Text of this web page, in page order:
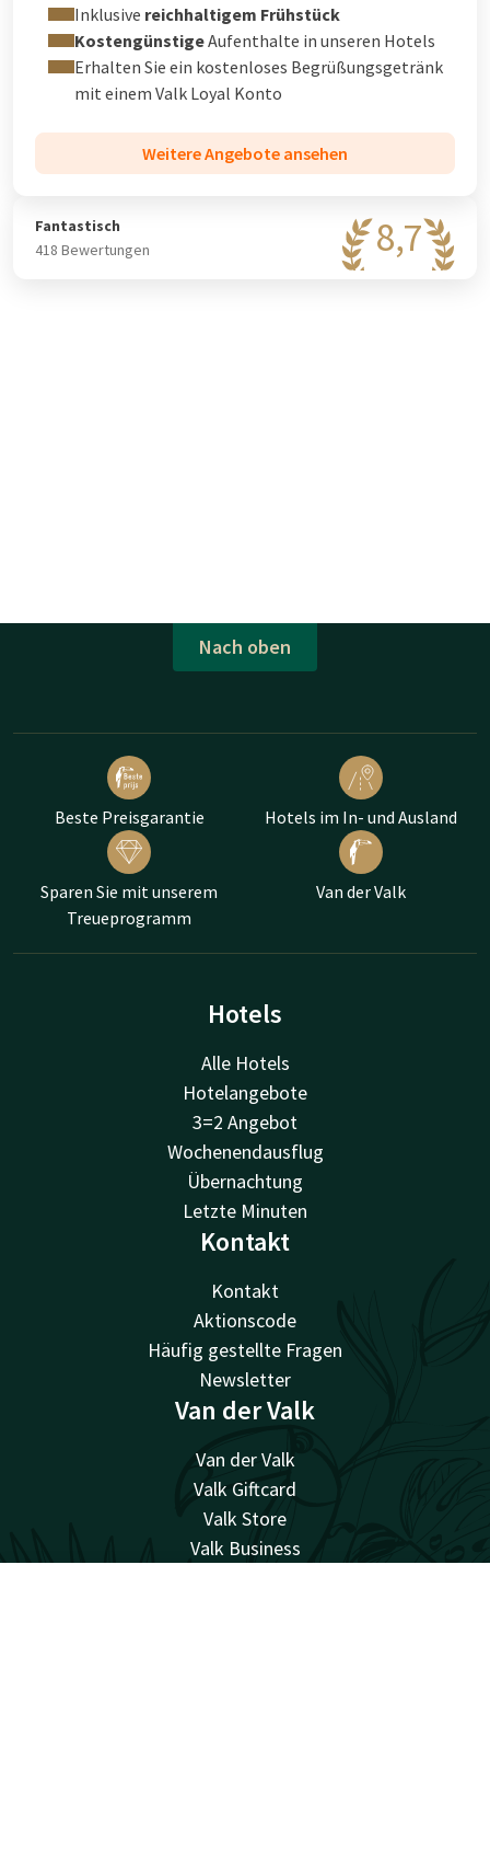
Inklusive reichhaltigem Frühstück
KostengünstigeAufenthalte in unseren Hotels
Erhalten Sie ein kostenloses Begrüßungsgetränk
mit einem Valk Loyal Konto
Weitere Angebote ansehen
8,7
Fantastisch
418 Bewertungen
Nach oben
Beste Preisgarantie Hotels im In- und Ausland
Sparen Sie mit unserem
Treueprogramm
Van der Valk
Hotels
Alle Hotels
Hotelangebote
3=2 Angebot
Wochenendausflug
Übernachtung
Letzte Minuten
Kontakt
Kontakt
Aktionscode
Häufig gestellte Fragen
Newsletter
Van der Valk
Van der Valk
Valk Giftcard
Valk Store
Valk Business